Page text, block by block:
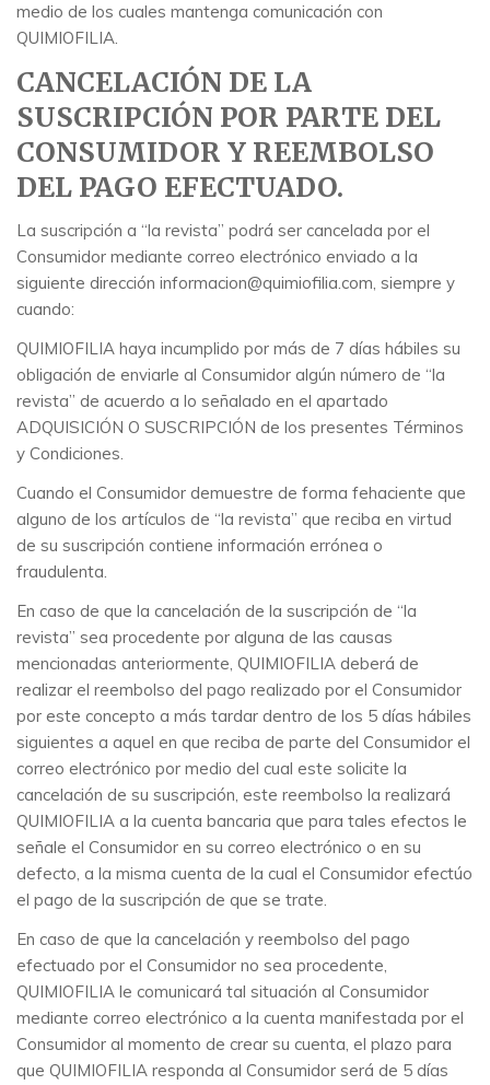
medio de los cuales mantenga comunicación con
QUIMIOFILIA.
CANCELACIÓN DE LA
SUSCRIPCIÓN POR PARTE DEL
CONSUMIDOR Y REEMBOLSO
DEL PAGO EFECTUADO.
La suscripción a “la revista” podrá ser cancelada por el
Consumidor mediante correo electrónico enviado a la
siguiente dirección informacion@quimiofilia.com, siempre y
cuando:
QUIMIOFILIA haya incumplido por más de 7 días hábiles su
obligación de enviarle al Consumidor algún número de “la
revista” de acuerdo a lo señalado en el apartado
ADQUISICIÓN O SUSCRIPCIÓN de los presentes Términos
y Condiciones.
Cuando el Consumidor demuestre de forma fehaciente que
alguno de los artículos de “la revista” que reciba en virtud
de su suscripción contiene información errónea o
fraudulenta.
En caso de que la cancelación de la suscripción de “la
revista” sea procedente por alguna de las causas
mencionadas anteriormente, QUIMIOFILIA deberá de
realizar el reembolso del pago realizado por el Consumidor
por este concepto a más tardar dentro de los 5 días hábiles
siguientes a aquel en que reciba de parte del Consumidor el
correo electrónico por medio del cual este solicite la
cancelación de su suscripción, este reembolso la realizará
QUIMIOFILIA a la cuenta bancaria que para tales efectos le
señale el Consumidor en su correo electrónico o en su
defecto, a la misma cuenta de la cual el Consumidor efectúo
el pago de la suscripción de que se trate.
En caso de que la cancelación y reembolso del pago
efectuado por el Consumidor no sea procedente,
QUIMIOFILIA le comunicará tal situación al Consumidor
mediante correo electrónico a la cuenta manifestada por el
Consumidor al momento de crear su cuenta, el plazo para
que QUIMIOFILIA responda al Consumidor será de 5 días